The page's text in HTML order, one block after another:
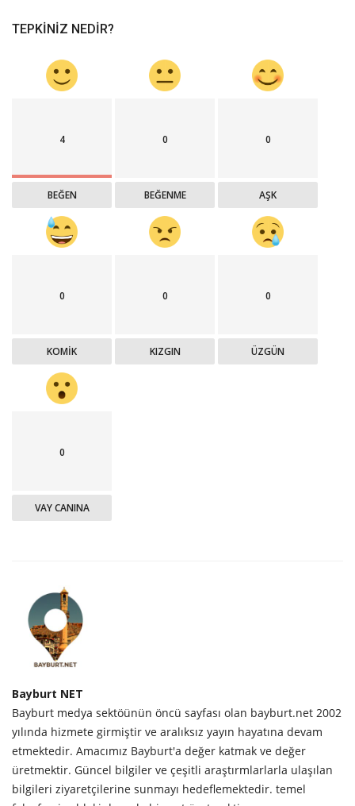
TEPKINIZ NEDIR?
4
BEĞEN
0
BEĞENME
0
AŞK
0
KOMIK
0
KIZGIN
0
ÜZGÜN
0
VAY CANINA
Bayburt NET
Bayburt medya sektöünün öncü sayfası olan bayburt.net 2002
yılında hizmete girmiştir ve aralıksız yayın hayatına devam
etmektedir. Amacımız Bayburt'a değer katmak ve değer
üretmektir. Güncel bilgiler ve çeşitli araştırmlarlarla ulaşılan
bilgileri ziyaretçilerine sunmayı hedeflemektedir. temel